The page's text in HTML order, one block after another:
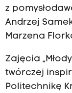
z
Andrzej
Marzena
Zajęcia
twórczej
Politechnikę